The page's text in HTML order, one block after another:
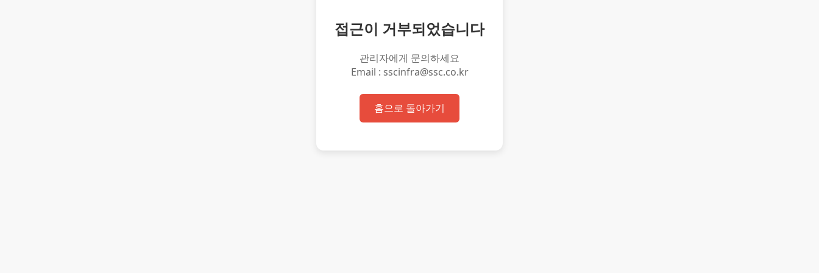
접근이 거부되었습니다
관리자에게 문의하세요
Email : sscinfra@ssc.co.kr
홈으로 돌아가기